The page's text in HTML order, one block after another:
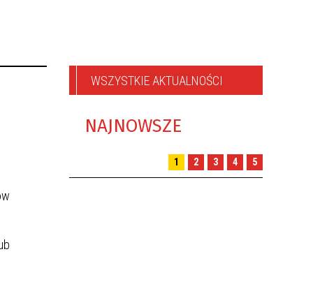
WSZYSTKIE AKTUALNOŚCI
NAJNOWSZE
1 2 3 4 5